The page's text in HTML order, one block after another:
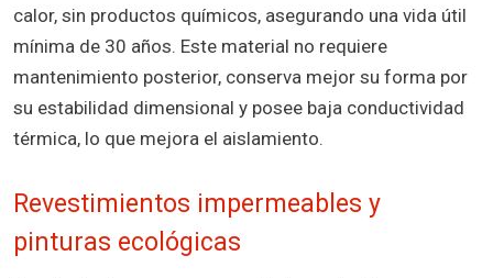
calor, sin productos químicos, asegurando una vida útil
mínima de 30 años. Este material no requiere
mantenimiento posterior, conserva mejor su forma por
su estabilidad dimensional y posee baja conductividad
térmica, lo que mejora el aislamiento.
Revestimientos impermeables y
pinturas ecológicas